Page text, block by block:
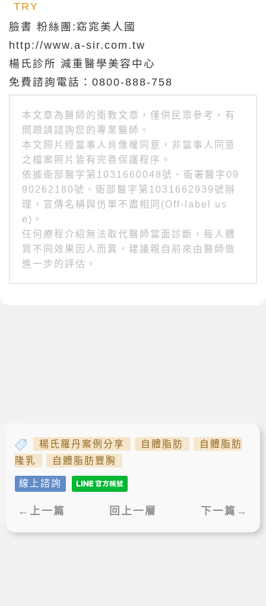
TRY
臉書 粉絲團:窈窕美人國
http://www.a-sir.com.tw
楊氏診所 減重醫學美容中心
免費諮詢電話：0800-888-758
本文章為醫師的衛教文章，僅供民眾參考，有
問題請諮詢您的專業醫師。
本文照片經當事人肖像權同意，非當事人同意
之檔案照片皆有完善保護程序。
依據衛部醫字第1031660048號、衛署醫字09
90262180號、衛部醫字第1031662939號辦
理，宣傳名稱與仿單不盡相同(Off-label us
e)。
任何療程介紹無法取代醫師當面診斷，每人體
質不同效果因人而異，建議親自前來由醫師做
進一步的評估。
楊氏羅丹案例分享 自體脂肪
自體脂肪
隆乳
自體脂肪豐胸
線上諮詢
←上一篇 回上一層 下一篇→